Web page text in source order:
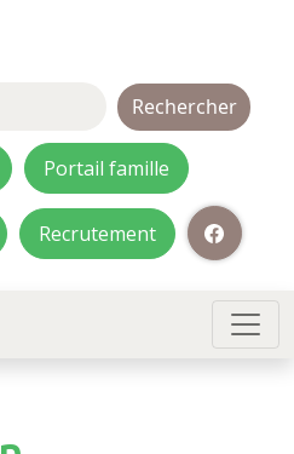
Portail famille
Recrutement